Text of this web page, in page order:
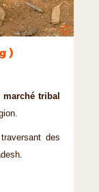
©
)
marché tribal
des